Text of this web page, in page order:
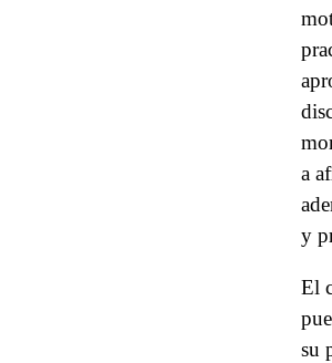
a
y
El
su